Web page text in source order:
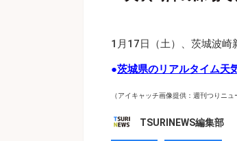
1月17日（土）、茨城波崎
●茨城県のリアルタイム天
（アイキャッチ画像提供：週刊つりニュ
TSURINEWS編集部